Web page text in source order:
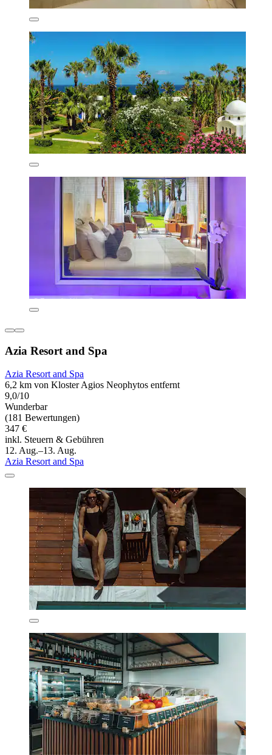
Azia Resort and Spa
Azia Resort and Spa
6,2 km von Kloster Agios Neophytos entfernt
9,0/10
Wunderbar
(181 Bewertungen)
347 €
inkl. Steuern & Gebühren
12. Aug.–13. Aug.
Azia Resort and Spa